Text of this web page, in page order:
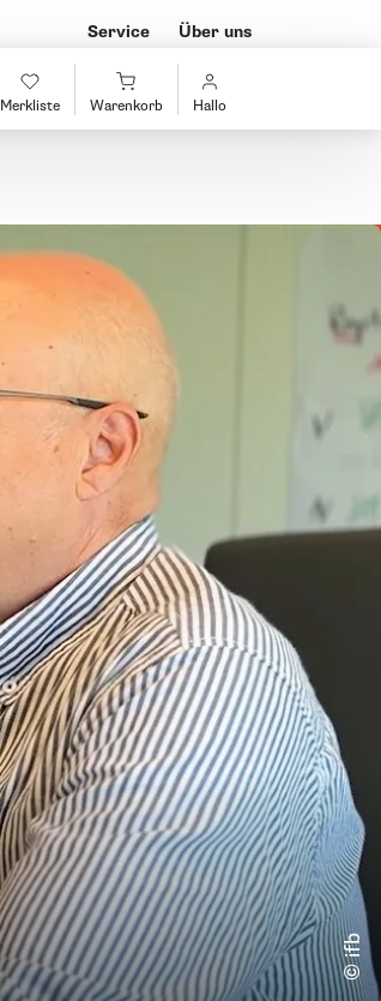
Merkliste Warenkorb Hallo
Service Über uns
© ifb